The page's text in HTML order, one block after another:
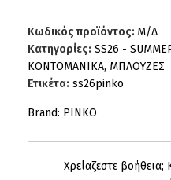
Κωδικός προϊόντος: Μ/Δ
Κατηγορίες: SS26 -
ΚΟΝΤΟΜΑΝΙΚΑ, ΜΠΛΟΥΖΕΣ
Ετικέτα: ss26pinko
Brand: PINKO
Χρείαζεστε βοήθεια;